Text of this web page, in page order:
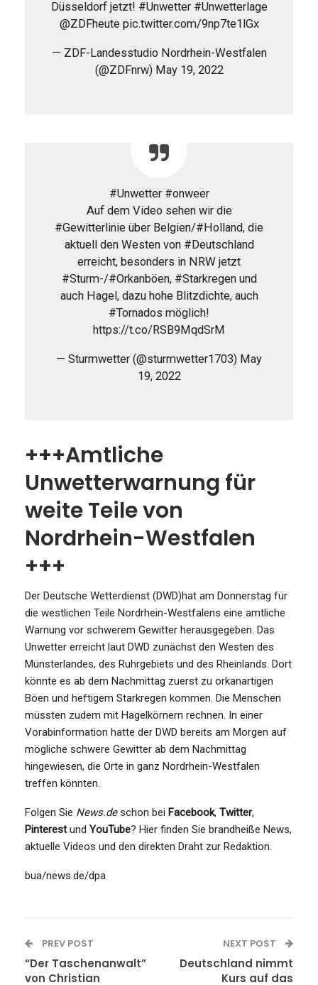
Düsseldorf jetzt! #Unwetter #Unwetterlage
@ZDFheute pic.twitter.com/9np7te1lGx
— ZDF-Landesstudio Nordrhein-Westfalen
(@ZDFnrw) May 19, 2022
#Unwetter #onweer
Auf dem Video sehen wir die
#Gewitterlinie über Belgien/#Holland, die
aktuell den Westen von #Deutschland
erreicht, besonders in NRW jetzt
#Sturm-/#Orkanböen, #Starkregen und
auch Hagel, dazu hohe Blitzdichte, auch
#Tornados möglich!
https://t.co/RSB9MqdSrM
— Sturmwetter (@sturmwetter1703) May
19, 2022
+++Amtliche
Unwetterwarnung für
weite Teile von
Nordrhein-Westfalen
+++
Der Deutsche Wetterdienst (DWD)hat am Donnerstag für
die westlichen Teile Nordrhein-Westfalens eine amtliche
Warnung vor schwerem Gewitter herausgegeben. Das
Unwetter erreicht laut DWD zunächst den Westen des
Münsterlandes, des Ruhrgebiets und des Rheinlands. Dort
könnte es ab dem Nachmittag zuerst zu orkanartigen
Böen und heftigem Starkregen kommen. Die Menschen
müssten zudem mit Hagelkörnern rechnen. In einer
Vorabinformation hatte der DWD bereits am Morgen auf
mögliche schwere Gewitter ab dem Nachmittag
hingewiesen, die Orte in ganz Nordrhein-Westfalen
treffen könnten.
Folgen Sie News.deschon bei Facebook, Twitter,
Pinterestund YouTube? Hier finden Sie brandheiße News,
aktuelle Videos und den direkten Draht zur Redaktion.
bua/news.de/dpa
PREV POST
“Der Taschenanwalt”
von Christian
NEXT POST
Deutschland nimmt
Kurs auf das